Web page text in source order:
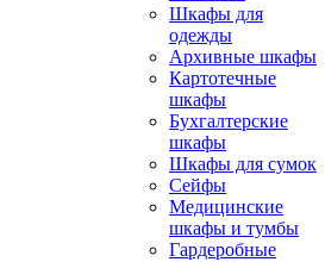
Шкафы для
одежды
Архивные шкафы
Картотечные
шкафы
Бухгалтерские
шкафы
Шкафы для сумок
Сейфы
Медицинские
шкафы и тумбы
Гардеробные